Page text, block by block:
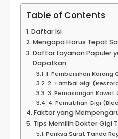
Table of Contents
Daftar Isi
Mengapa Harus Tepat
Daftar Layanan Populer
Dapatkan
1. Pembersihan Karang
2. Tambal Gigi
3. Pemasangan
4. Pemutihan Gigi
Faktor yang
Tips Memilih Dokter Gigi
Periksa Surat Tanda